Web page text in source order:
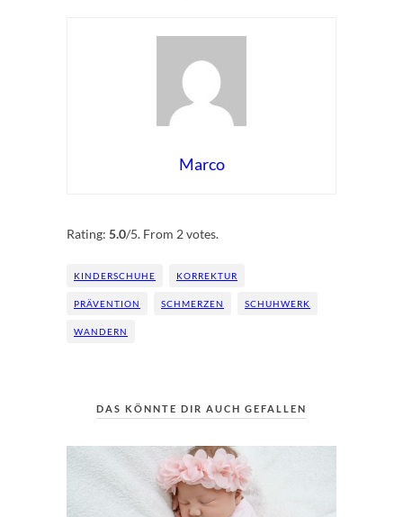
Marco
Rating: 5.0/5. From 2 votes.
KINDERSCHUHE KORREKTUR
PRÄVENTION SCHMERZEN SCHUHWERK
WANDERN
DAS KÖNNTE DIR AUCH GEFALLEN